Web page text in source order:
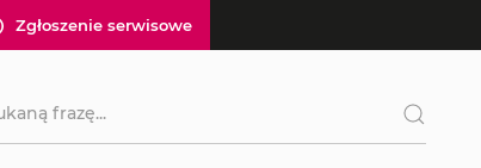
Zgłoszenie serwisowe